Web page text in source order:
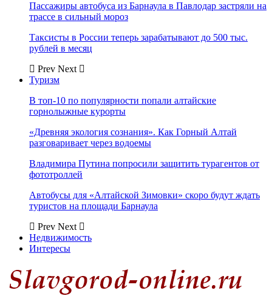
Пассажиры автобуса из Барнаула в Павлодар застряли на
трассе в сильный мороз
Таксисты в России теперь зарабатывают до 500 тыс.
рублей в месяц
Prev Next
Туризм
В топ-10 по популярности попали алтайские
горнолыжные курорты
«Древняя экология сознания». Как Горный Алтай
разговаривает через водоемы
Владимира Путина попросили защитить турагентов от
фототроллей
Автобусы для «Алтайской Зимовки» скоро будут ждать
туристов на площади Барнаула
Prev Next
Недвижимость
Интересы